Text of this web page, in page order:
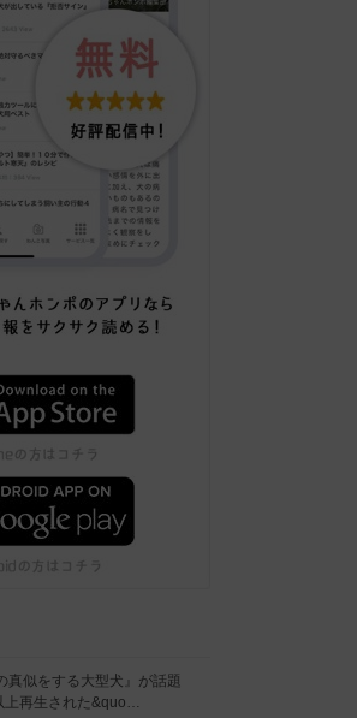
真似をする大型犬』が話題
上再生された&quo…